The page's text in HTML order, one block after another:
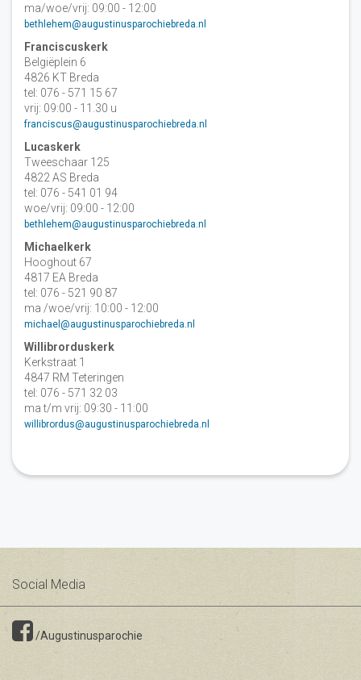
ma/woe/vrij: 09:00 - 12:00
bethlehem@augustinusparochiebreda.nl
Franciscuskerk
Belgiëplein 6
4826 KT Breda
tel: 076 - 571 15 67
vrij: 09:00 - 11.30 u
franciscus@augustinusparochiebreda.nl
Lucaskerk
Tweeschaar 125
4822 AS Breda
tel: 076 - 541 01 94
woe/vrij: 09:00 - 12:00
bethlehem@augustinusparochiebreda.nl
Michaelkerk
Hooghout 67
4817 EA Breda
tel: 076 - 521 90 87
ma /woe/vrij: 10:00 - 12:00
michael@augustinusparochiebreda.nl
Willibrorduskerk
Kerkstraat 1
4847 RM Teteringen
tel: 076 - 571 32 03
ma t/m vrij: 09:30 - 11:00
willibrordus@augustinusparochiebreda.nl
Social Media
/Augustinusparochie